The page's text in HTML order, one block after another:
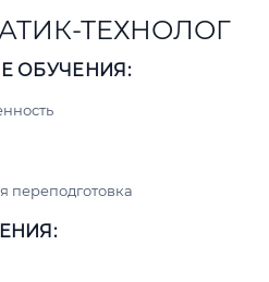
ТЕХНОЛОГ
ОБУЧЕНИЯ:
переподготовка